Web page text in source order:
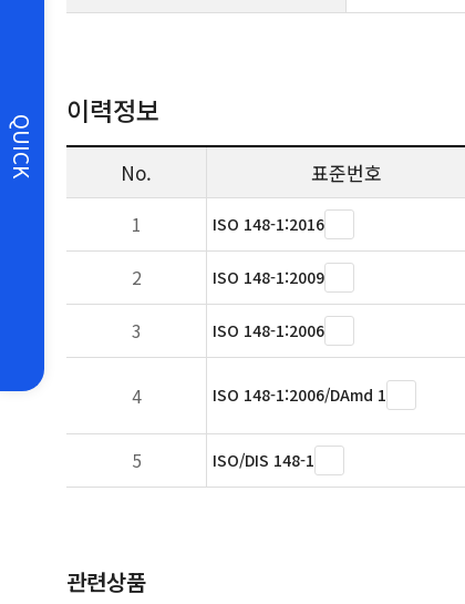
QUICK
이력정보
No. 표준번호
1 ISO 148-1:2016
2
ISO 148-1:2009
3
ISO 148-1:2006
4 ISO 148-1:2006/DAmd 1
5 ISO/DIS 148-1
관련상품